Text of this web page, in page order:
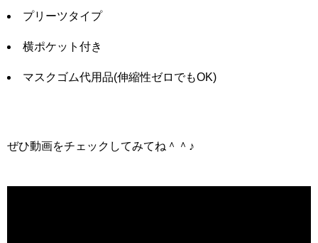
プリーツタイプ
横ポケット付き
マスクゴム代用品(伸縮性ゼロでもOK)
ぜひ動画をチェックしてみてね＾＾♪